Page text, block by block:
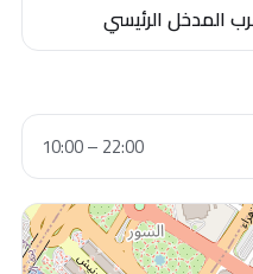
المدخل الرئيسي
10:00 – 22:00